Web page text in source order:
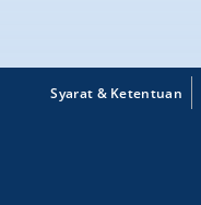
Syarat & Ketentuan